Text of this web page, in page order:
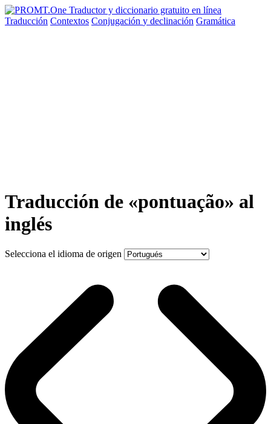
Traducción Contextos Conjugación y declinación Gramática
Traducción de «pontuação» al
inglés
Selecciona el idioma de origen